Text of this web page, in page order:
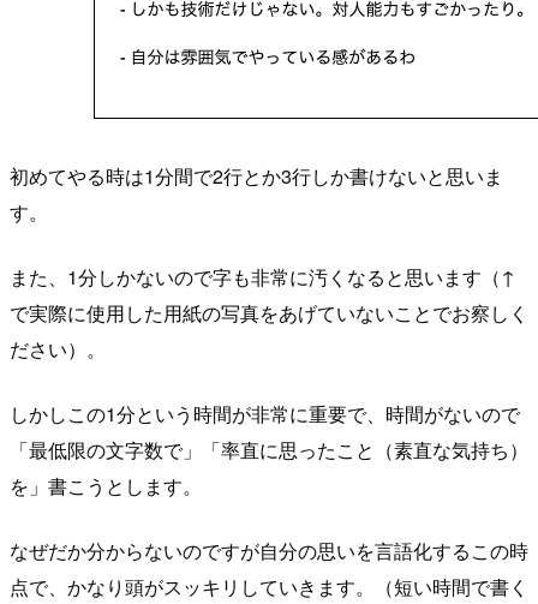
初めてやる時は1分間で2行とか3行しか書けないと思いま
す。
また、1分しかないので字も非常に汚くなると思います（↑
で実際に使用した用紙の写真をあげていないことでお察しく
ださい）。
しかしこの1分という時間が非常に重要で、時間がないので
「最低限の文字数で」「率直に思ったこと（素直な気持ち）
を」書こうとします。
なぜだか分からないのですが自分の思いを言語化するこの時
点で、かなり頭がスッキリしていきます。（短い時間で書く